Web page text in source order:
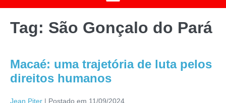
Tag: São Gonçalo do Pará
Macaé: uma trajetória de luta pelos
direitos humanos
Jean Piter | Postado em 11/09/2024